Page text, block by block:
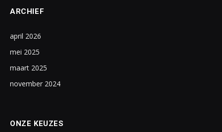
ARCHIEF
april 2026
mei 2025
maart 2025
november 2024
ONZE KEUZES